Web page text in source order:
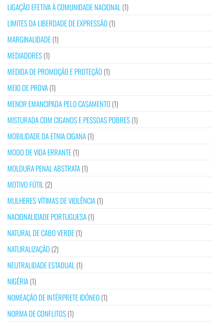
LIGAÇÃO EFETIVA À COMUNIDADE NACIONAL (1)
LIMITES DA LIBERDADE DE EXPRESSÃO (1)
MARGINALIDADE(1)
MEDIADORES(1)
MEDIDA DE PROMOÇÃO E PROTEÇÃO (1)
MEIO DE PROVA(1)
MENOR EMANCIPADA PELO CASAMENTO (1)
MISTURADA COM CIGANOS E PESSOAS POBRES(1)
MOBILIDADE DA ETNIA CIGANA(1)
MODO DE VIDA ERRANTE(1)
MOLDURA PENAL ABSTRATA(1)
MOTIVO FÚTIL (2)
MULHERES VÍTIMAS DE VIOLÊNCIA(1)
NACIONALIDADE PORTUGUESA(1)
NATURAL DE CABO VERDE(1)
NATURALIZAÇÃO (2)
NEUTRALIDADE ESTADUAL (1)
NIGÉRIA(1)
NOMEAÇÃO DE INTÉRPRETE IDÓNEO (1)
NORMA DE CONFLITOS(1)